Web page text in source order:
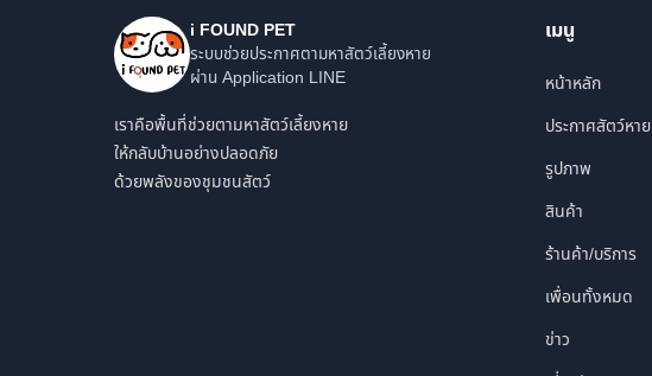
i FOUND PET
ระบบช่วยประกาศตามหาสัตว์เลี้ยงหาย
ผ่าน Application LINE
เราคือพื้นที่ช่วยตามหาสัตว์เลี้ยงหาย
ให้กลับบ้านอย่างปลอดภัย
ด้วยพลังของชุมชนสัตว์
เมนู
หน้าหลัก
ประกาศสัตว์หาย
รูปภาพ
สินค้า
ร้านค้า/บริการ
เพื่อนทั้งหมด
ข่าว